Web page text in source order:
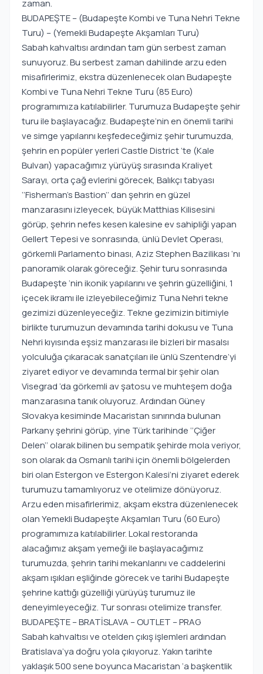
zaman.
BUDAPEŞTE – (Budapeşte Kombi ve Tuna Nehri Tekne
Turu) – (Yemekli Budapeşte Akşamları Turu)
Sabah kahvaltısı ardından tam gün serbest zaman
sunuyoruz. Bu serbest zaman dahilinde arzu eden
misafirlerimiz, ekstra düzenlenecek olan Budapeşte
Kombi ve Tuna Nehri Tekne Turu (85 Euro)
programımıza katılabilirler. Turumuza Budapeşte şehir
turu ile başlayacağız. Budapeşte’nin en önemli tarihi
ve simge yapılarını keşfedeceğimiz şehir turumuzda,
şehrin en popüler yerleri Castle District ’te (Kale
Bulvarı) yapacağımız yürüyüş sırasında Kraliyet
Sarayı, orta çağ evlerini görecek, Balıkçı tabyası
‘’Fisherman’s Bastion’’ dan şehrin en güzel
manzarasını izleyecek, büyük Matthias Kilisesini
görüp, şehrin nefes kesen kalesine ev sahipliği yapan
Gellert Tepesi ve sonrasında, ünlü Devlet Operası,
görkemli Parlamento binası, Aziz Stephen Bazilikası ‘nı
panoramik olarak göreceğiz. Şehir turu sonrasında
Budapeşte ‘nin ikonik yapılarını ve şehrin güzelliğini, 1
içecek ikramı ile izleyebileceğimiz Tuna Nehri tekne
gezimizi düzenleyeceğiz. Tekne gezimizin bitimiyle
birlikte turumuzun devamında tarihi dokusu ve Tuna
Nehri kıyısında eşsiz manzarası ile bizleri bir masalsı
yolculuğa çıkaracak sanatçıları ile ünlü Szentendre’yi
ziyaret ediyor ve devamında termal bir şehir olan
Visegrad ’da görkemli av şatosu ve muhteşem doğa
manzarasına tanık oluyoruz. Ardından Güney
Slovakya kesiminde Macaristan sınırında bulunan
Parkany şehrini görüp, yine Türk tarihinde ‘’Çiğer
Delen’’ olarak bilinen bu sempatik şehirde mola veriyor,
son olarak da Osmanlı tarihi için önemli bölgelerden
biri olan Estergon ve Estergon Kalesi’ni ziyaret ederek
turumuzu tamamlıyoruz ve otelimize dönüyoruz.
Arzu eden misafirlerimiz, akşam ekstra düzenlenecek
olan Yemekli Budapeşte Akşamları Turu (60 Euro)
programımıza katılabilirler. Lokal restoranda
alacağımız akşam yemeği ile başlayacağımız
turumuzda, şehrin tarihi mekanlarını ve caddelerini
akşam ışıkları eşliğinde görecek ve tarihi Budapeşte
şehrine kattığı güzelliği yürüyüş turumuz ile
deneyimleyeceğiz. Tur sonrası otelimize transfer.
BUDAPEŞTE – BRATİSLAVA – OUTLET – PRAG
Sabah kahvaltısı ve otelden çıkış işlemleri ardından
Bratislava’ya doğru yola çıkıyoruz. Yakın tarihte
yaklaşık 500 sene boyunca Macaristan ‘a başkentlik